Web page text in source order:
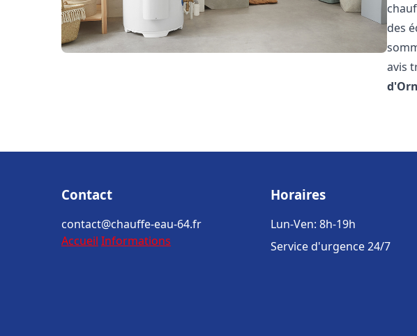
des
avis
Contact
contact@chauffe-eau-64.fr
Accueil Informations
Horaires
Lun-Ven: 8h-19h
Service d'urgence 24/7